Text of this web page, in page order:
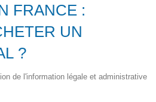
FRANCE :
UN
?
de l'information légale et administrative